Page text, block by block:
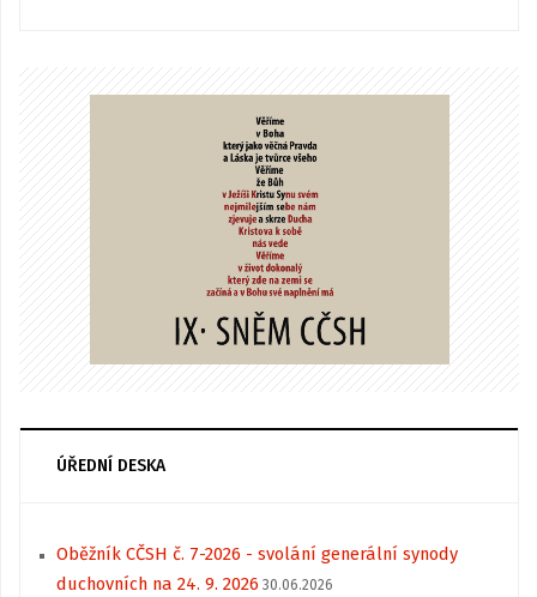
ÚŘEDNÍ DESKA
Oběžník CČSH č. 7-2026 - svolání generální synody
duchovních na 24. 9. 2026 30.06.2026